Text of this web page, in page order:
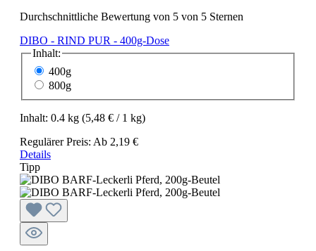
Durchschnittliche Bewertung von 5 von 5 Sternen
DIBO - RIND PUR - 400g-Dose
Inhalt:
400g
800g
Inhalt: 0.4 kg (5,48 € / 1 kg)
Regulärer Preis: Ab 2,19 €
Details
Tipp